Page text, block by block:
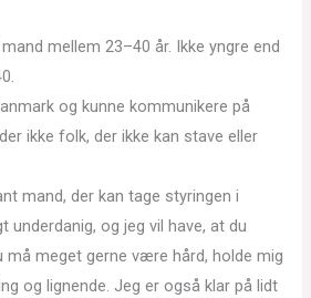
mellem 23–40 år. Ikke yngre end
og kunne kommunikere på
ikke folk, der ikke kan stave eller
mand, der kan tage styringen i
underdanig, og jeg vil have, at du
må meget gerne være hård, holde mig
og lignende. Jeg er også klar på lidt